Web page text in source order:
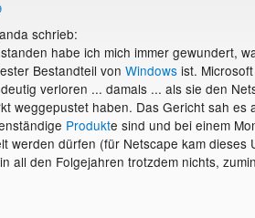
schrieb:
habe ich mich immer gewundert,
Bestandteil von Windowsist.
verloren ... damals ... als sie den
weggepustet haben. Das Gericht sah es
Produkte sind und bei einem
werden dürfen (für Netscape kam dieses
all den Folgejahren trotzdem nichts,